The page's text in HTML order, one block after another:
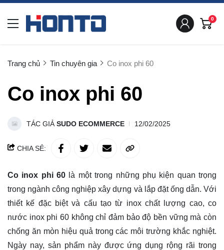
0
Trang chủ Tin chuyên gia Co inox phi 60
Co inox phi 60
TÁC GIẢ SUDO ECOMMERCE 12/02/2025
CHIA SẺ:
Co inox phi 60 là một trong những phụ kiện quan trọng
trong ngành công nghiệp xây dựng và lắp đặt ống dẫn. Với
thiết kế đặc biệt và cấu tạo từ inox chất lượng cao, co
nước inox phi 60 không chỉ đảm bảo độ bền vững mà còn
chống ăn mòn hiệu quả trong các môi trường khắc nghiệt.
Ngày nay, sản phẩm này được ứng dụng rộng rãi trong